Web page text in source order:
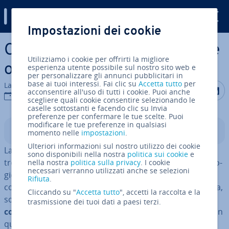
Vai al contenuto prin­ci­pa­le
Che cos’è la pro­gram­ma­zio­ne
orientata agli oggetti (OOP)?
La redazione di IONOS
06 ott 2023
Condividi
Indice
La pro­gram­ma­zio­ne orientata agli oggetti (OOP) ha
trovato ap­pli­ca­zio­ne ovunque: questo genere di tec­no­lo­
gie è infatti impiegato sia per scrivere sistemi operativi
così come software com­mer­cia­li e open source. Tuttavia,
solo quando unprogetto raggiunge un certo livello di
com­ples­si­tà i vantaggi dell’OOP diventano evidenti
. In
questo senso, lo stile di pro­gram­ma­zio­ne orientato agli
Impostazioni dei cookie
Utilizziamo i cookie per offrirti la migliore
esperienza utente possibile sul nostro sito web e
per personalizzare gli annunci pubblicitari in
base ai tuoi interessi. Fai clic suAccetta tutto per
acconsentire all'uso di tutti i cookie. Puoi anche
scegliere quali cookie consentire selezionando le
caselle sottostanti e facendo clic su Invia
preferenze per confermare le tue scelte. Puoi
modificare le tue preferenze in qualsiasi
momento nelle impostazioni.
Ulteriori informazioni sul nostro utilizzo dei cookie
sono disponibili nella nostra politica sui cookie e
nella nostra politica sulla privacy. I cookie
necessari verranno utilizzati anche se selezioni
Rifiuta.
Cliccando su "Accetta tutto", accetti la raccolta e la
trasmissione dei tuoi dati a paesi terzi.